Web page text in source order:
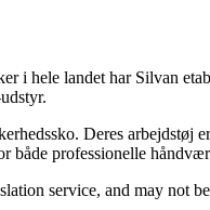
i hele landet har Silvan
Deres arbejdstøj
professionelle
service, and may not